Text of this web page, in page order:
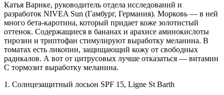
Катья Варнке, руководитель отдела исследований и
разработок NIVEA Sun (Гамбург, Германия). Морковь — в ней
много бета-каротина, который придает коже золотистый
оттенок. Содержащиеся в бананах и арахисе аминокислоты
тирозин и триптофан стимулируют выработку меланина. В
томатах есть ликопин, защищающий кожу от свободных
радикалов. А вот от цитрусовых лучше отказаться — витамин
С тормозит выработку меланина.
1. Солнцезащитный лосьон SPF 15, Ligne St Barth